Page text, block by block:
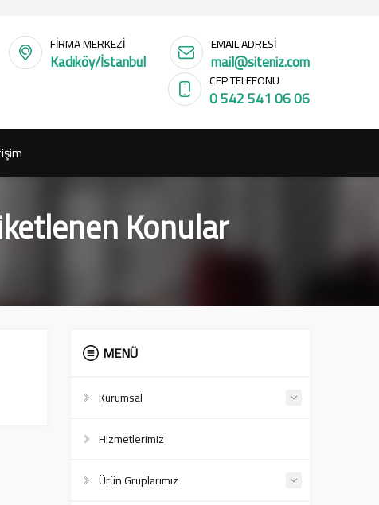
FİRMA MERKEZİ
Kadıköy/İstanbul
EMAIL ADRESİ
mail@siteniz.com
CEP TELEFONU
0 542 541 06 06
Konular
MENÜ
Kurumsal
Hizmetlerimiz
Ürün Gruplarımız